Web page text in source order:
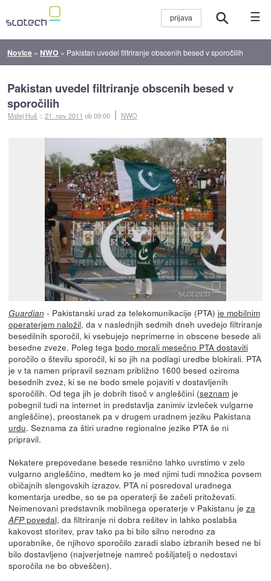
☰
Novice » NWO » Pakistan uvedel filtriranje obscenih besed v sporočilih
Pakistan uvedel filtriranje obscenih besed v
sporočilih
Matej Huš ::21. nov 2011 ob 09:00 NWO
Guardian - Pakistanski urad za telekomunikacije (PTA) je mobilnim
operaterjem naložil, da v naslednjih sedmih dneh uvedejo filtriranje
besedilnih sporočil, ki vsebujejo neprimerne in obscene besede ali
besedne zveze. Poleg tega bodo morali mesečno PTA dostaviti
poročilo o številu sporočil, ki so jih na podlagi uredbe blokirali. PTA
je v ta namen pripravil seznam približno 1600 besed oziroma
besednih zvez, ki se ne bodo smele pojaviti v dostavljenih
sporočilih. Od tega jih je dobrih tisoč v angleščini (seznamje
pobegnil tudi na internet in predstavlja zanimiv izvleček vulgarne
angleščine), preostanek pa v drugem uradnem jeziku Pakistana
urdu. Seznama za štiri uradne regionalne jezike PTA še ni
pripravil.
Nekatere prepovedane besede resnično lahko uvrstimo v zelo
vulgarno angleščino, medtem ko je med njimi tudi množica povsem
običajnih slengovskih izrazov. PTA ni posredoval uradnega
komentarja uredbe, so se pa operaterji še začeli pritoževati.
Neimenovani predstavnik mobilnega operaterje v Pakistanu je za
AFPpovedal, da filtriranje ni dobra rešitev in lahko poslabša
kakovost storitev, prav tako pa bi bilo silno nerodno za
uporabnike, če njihovo sporočilo zaradi slabo izbranih besed ne bi
bilo dostavljeno (najverjetneje namreč pošiljatelj o nedostavi
sporočila ne bo obveščen).